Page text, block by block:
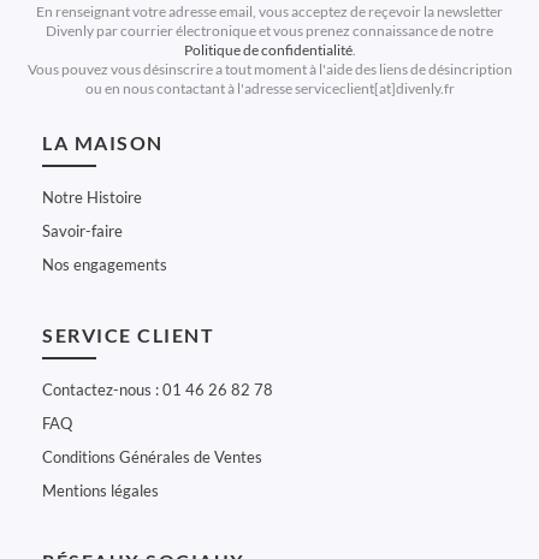
En renseignant votre adresse email, vous acceptez de reçevoir la newsletter
Divenly par courrier électronique et vous prenez connaissance de notre
Politique de confidentialité.
Vous pouvez vous désinscrire a tout moment à l'aide des liens de désincription
ou en nous contactant à l'adresse serviceclient[at]divenly.fr
LA MAISON
Notre Histoire
Savoir-faire
Nos engagements
SERVICE CLIENT
Contactez-nous : 01 46 26 82 78
FAQ
Conditions Générales de Ventes
Mentions légales